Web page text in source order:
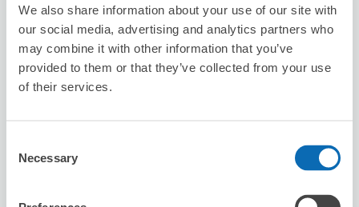
We also share information about your use of our site with
our social media, advertising and analytics partners who
may combine it with other information that you’ve
provided to them or that they’ve collected from your use
of their services.
Selection
Necessary
8/13木